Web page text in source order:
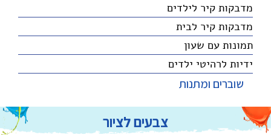
מדבקות קיר לילדים
מדבקות קיר לבית
תמונות עם שעון
ידיות לרהיטי ילדים
שוברים ומתנות
צבעים לציור